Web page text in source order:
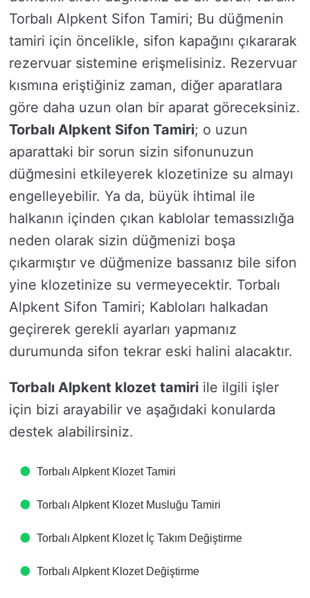
Torbalı Alpkent Sifon Tamiri; Bu düğmenin
tamiri için öncelikle, sifon kapağını çıkararak
rezervuar sistemine erişmelisiniz. Rezervuar
kısmına eriştiğiniz zaman, diğer aparatlara
göre daha uzun olan bir aparat göreceksiniz.
Torbalı Alpkent Sifon Tamiri; o uzun
aparattaki bir sorun sizin sifonunuzun
düğmesini etkileyerek klozetinize su almayı
engelleyebilir. Ya da, büyük ihtimal ile
halkanın içinden çıkan kablolar temassızlığa
neden olarak sizin düğmenizi boşa
çıkarmıştır ve düğmenize bassanız bile sifon
yine klozetinize su vermeyecektir. Torbalı
Alpkent Sifon Tamiri; Kabloları halkadan
geçirerek gerekli ayarları yapmanız
durumunda sifon tekrar eski halini alacaktır.
Torbalı Alpkent klozet tamiri ile ilgili işler
için bizi arayabilir ve aşağıdaki konularda
destek alabilirsiniz.
Torbalı Alpkent Klozet Tamiri
Torbalı Alpkent Klozet Musluğu Tamiri
Torbalı Alpkent Klozet İç Takım Değiştirme
Torbalı Alpkent Klozet Değiştirme